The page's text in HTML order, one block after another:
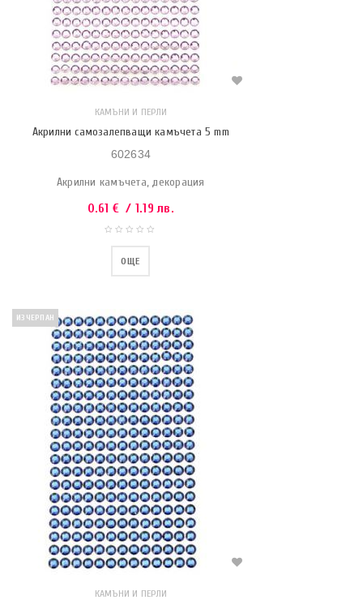
КАМЪНИ И ПЕРЛИ
Акрилни самозалепващи камъчета 5 mm
602634
Акрилни камъчета, декорация
0.61 € / 1.19 лв.
ОЩЕ
ИЗЧЕРПАН
КАМЪНИ И ПЕРЛИ